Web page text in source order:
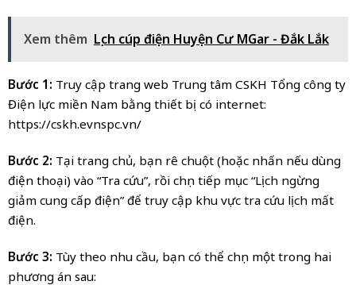
Xem thêm Lịch cúp điện Huyện Cư MGar - Đắk Lắk
Bước 1: Truy cập trang web Trung tâm CSKH Tổng công ty
Điện lực miền Nam bằng thiết bị có internet:
https://cskh.evnspc.vn/
Bước 2: Tại trang chủ, bạn rê chuột (hoặc nhấn nếu dùng
điện thoại) vào “Tra cứu”, rồi chọn tiếp mục “Lịch ngừng
giảm cung cấp điện” để truy cập khu vực tra cứu lịch mất
điện.
Bước 3: Tùy theo nhu cầu, bạn có thể chọn một trong hai
phương án sau: